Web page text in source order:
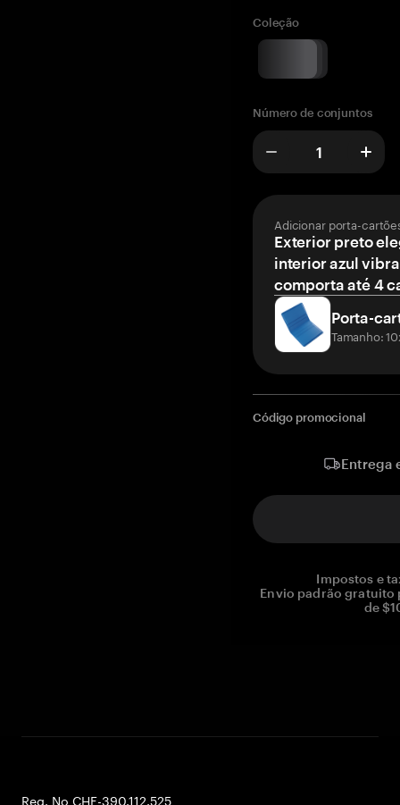
Coleção
Número de conjuntos
Adicionar porta-
Exterior preto
interior azul
comporta até 4
Porta-
Tamanho:
Código promocional
Entrega
Impostos e
Envio padrão gratuito
de
Reg. No CHE-390.112.525